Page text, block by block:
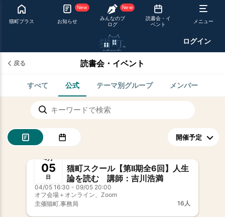
猫町プラス
New
お知らせ
New
みんなのブ
ログ
読書会・イ
ベント
メニュー
ログイン
戻る 読書会・イベント
すべて 公式 テーマ別グループ メンバー
開催中
4月
05
日
猫町スクール【第II期全6回】人生
論を読む 講師：吉川浩満
04/05 16:30 - 09/05 20:00
オフ会場＋オンライン、Zoom
主催猫町.事務局 16人
開催中